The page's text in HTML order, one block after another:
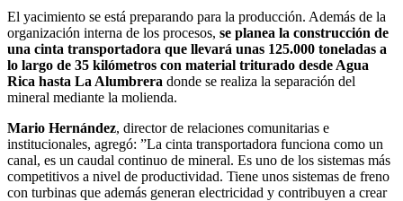
El yacimiento se está preparando para la producción. Además de la
organización interna de los procesos, se planea la construcción de
una cinta transportadora que llevará unas 125.000 toneladas a
lo largo de 35 kilómetros con material triturado desde Agua
Rica hasta La Alumbrera donde se realiza la separación del
mineral mediante la molienda.
Mario Hernández, director de relaciones comunitarias e
institucionales, agregó: ”La cinta transportadora funciona como un
canal, es un caudal continuo de mineral. Es uno de los sistemas más
competitivos a nivel de productividad. Tiene unos sistemas de freno
con turbinas que además generan electricidad y contribuyen a crear